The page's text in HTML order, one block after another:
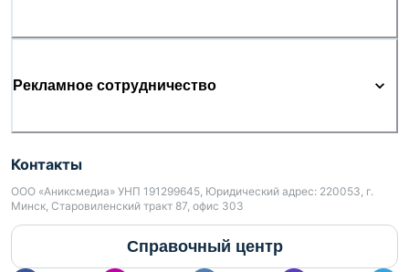
Рекламное сотрудничество
Контакты
ООО «Аниксмедиа» УНП 191299645, Юридический адрес: 220053, г.
Минск, Старовиленский тракт 87, офис 303
Справочный центр